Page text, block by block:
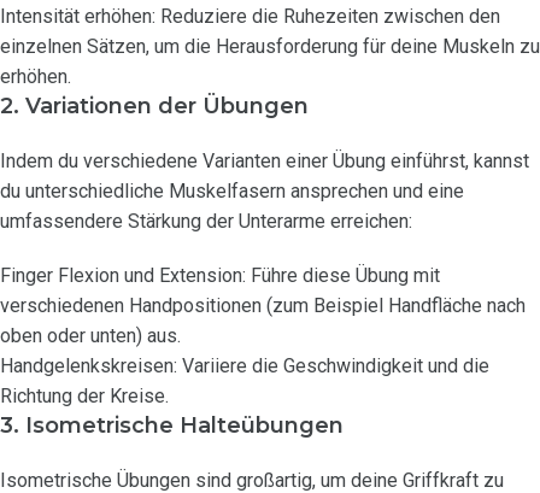
Intensität erhöhen: Reduziere die Ruhezeiten zwischen den
einzelnen Sätzen, um die Herausforderung für deine Muskeln zu
erhöhen.
2. Variationen der Übungen
Indem du verschiedene Varianten einer Übung einführst, kannst
du unterschiedliche Muskelfasern ansprechen und eine
umfassendere Stärkung der Unterarme erreichen:
Finger Flexion und Extension: Führe diese Übung mit
verschiedenen Handpositionen (zum Beispiel Handfläche nach
oben oder unten) aus.
Handgelenkskreisen: Variiere die Geschwindigkeit und die
Richtung der Kreise.
3. Isometrische Halteübungen
Isometrische Übungen sind großartig, um deine Griffkraft zu